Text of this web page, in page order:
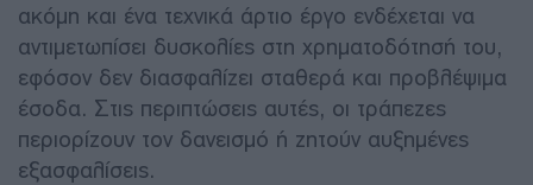
ακόμη και ένα τεχνικά άρτιο έργο ενδέχεται να
αντιμετωπίσει δυσκολίες στη χρηματοδότησή του,
εφόσον δεν διασφαλίζει σταθερά και προβλέψιμα
έσοδα. Στις περιπτώσεις αυτές, οι τράπεζες
περιορίζουν τον δανεισμό ή ζητούν αυξημένες
εξασφαλίσεις.